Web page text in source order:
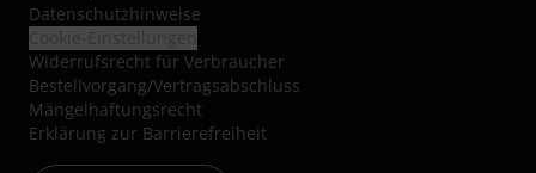
Datenschutzhinweise
Widerrufsrecht für Verbraucher
Bestellvorgang/Vertragsabschluss
Mängelhaftungsrecht
Erklärung zur Barrierefreiheit